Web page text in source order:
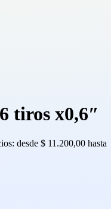
tiros x0,6″
desde $ 11.200,00 hasta